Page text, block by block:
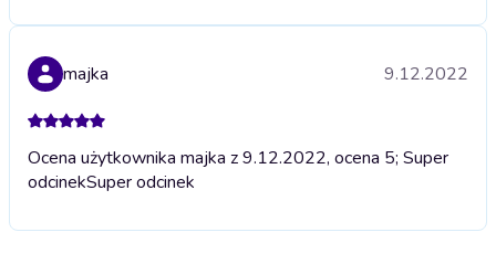
majka 9.12.2022
Ocena użytkownika majka z 9.12.2022, ocena 5; Super
odcinekSuper odcinek